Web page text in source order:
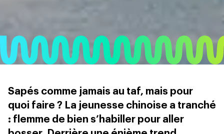
Sapés comme jamais au taf, mais pour
quoi faire ? La jeunesse chinoise a tranché
: flemme de bien s’habiller pour aller